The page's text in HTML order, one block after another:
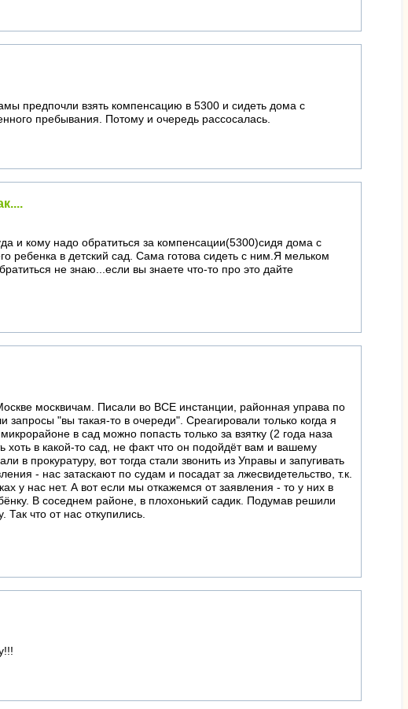
предпочли взять компенсацию в 5300 и сидеть дома с
пребывания. Потому и очередь рассосалась.
и кому надо обратиться за компенсации(5300)сидя дома с
ребенка в детский сад. Сама готова сидеть с ним.Я мельком
не знаю...если вы знаете что-то про это дайте
москвичам. Писали во ВСЕ инстанции, районная управа по
"вы такая-то в очереди". Среагировали только когда я
в сад можно попасть только за взятку (2 года наза
в какой-то сад, не факт что он подойдёт вам и вашему
в прокуратуру, вот тогда стали звонить из Управы и запугивать
- нас затаскают по судам и посадат за лжесвидетельство, т.к.
у нас нет. А вот если мы откажемся от заявления - то у них в
В соседнем районе, в плохонький садик. Подумав решили
Так что от нас откупились.